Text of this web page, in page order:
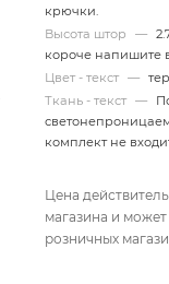
крючки.
Высота штор
—
короче напишите
Цвет - текст —
Ткань - текст —
комплект не
Цена
магазина и может
розничных